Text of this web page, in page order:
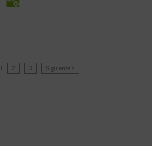
1 2 3 Siguiente »